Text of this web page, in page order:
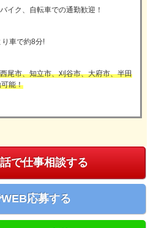
イク、自転車での通勤歓迎！
車で約8分!
尾市、知立市、刈谷市、大府市、半田
能！
で仕事相談する
応募する